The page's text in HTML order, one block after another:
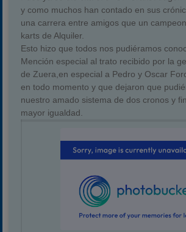
y como muchos han contado en sus
una carrera entre amigos que un
karts de Alquiler.
Esto hizo que todos nos pudiéramos
Mención especial al trato recibido por la
de Zuera,en especial a Pedro y Oscar
en todo momento y que dejaron que
nuestro amado sistema de dos cronos y
mayor igualdad.